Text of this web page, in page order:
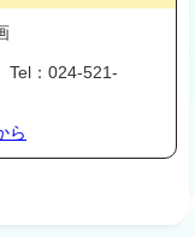
：024-521-
ら